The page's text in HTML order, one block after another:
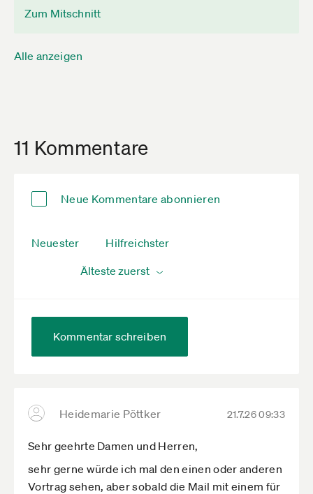
Zum Mitschnitt
Alle anzeigen
11 Kommentare
Neue Kommentare abonnieren
Neuester Hilfreichster
Kommentar schreiben
Heidemarie Pöttker 21.7.26 09:33
Sehr geehrte Damen und Herren,
sehr gerne würde ich mal den einen oder anderen
Vortrag sehen, aber sobald die Mail mit einem für